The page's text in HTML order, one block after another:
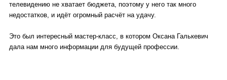
телевидению не хватает бюджета, поэтому у него так много
недостатков, и идёт огромный расчёт на удачу.
Это был интересный мастер-класс, в котором Оксана Галькевич
дала нам много информации для будущей профессии.